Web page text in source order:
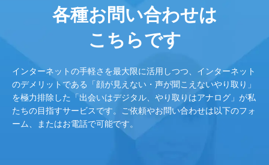
各種お問い合わせは
こちらです
インターネットの手軽さを最大限に活用しつつ、インターネット
のデメリットである「顔が見えない・声が聞こえないやり取り」
を極力排除した「出会いはデジタル、やり取りはアナログ」が私
たちの目指すサービスです。ご依頼やお問い合わせは以下のフォ
ーム、またはお電話で可能です。